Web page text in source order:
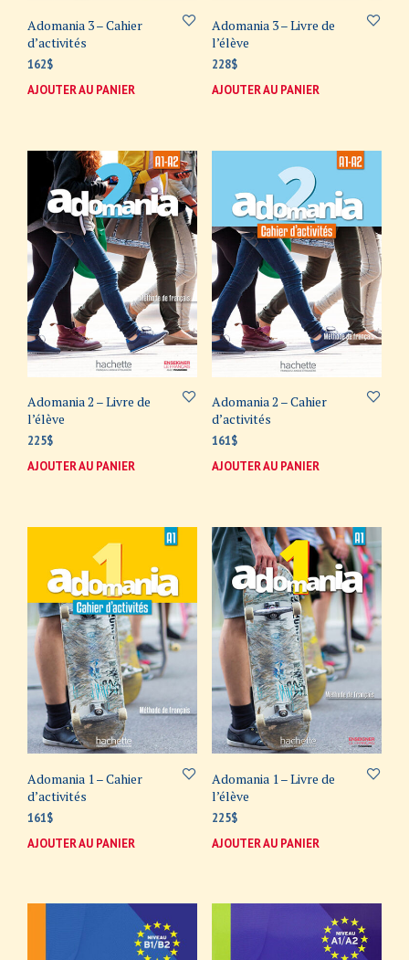
Adomania 3 – Cahier
d’activités
162$
AJOUTER AU PANIER
Adomania 3 – Livre de
l’élève
228$
AJOUTER AU PANIER
Adomania 2 – Livre de
l’élève
225$
AJOUTER AU PANIER
Adomania 2 – Cahier
d’activités
161$
AJOUTER AU PANIER
Adomania 1 – Cahier
d’activités
161$
AJOUTER AU PANIER
Adomania 1 – Livre de
l’élève
225$
AJOUTER AU PANIER